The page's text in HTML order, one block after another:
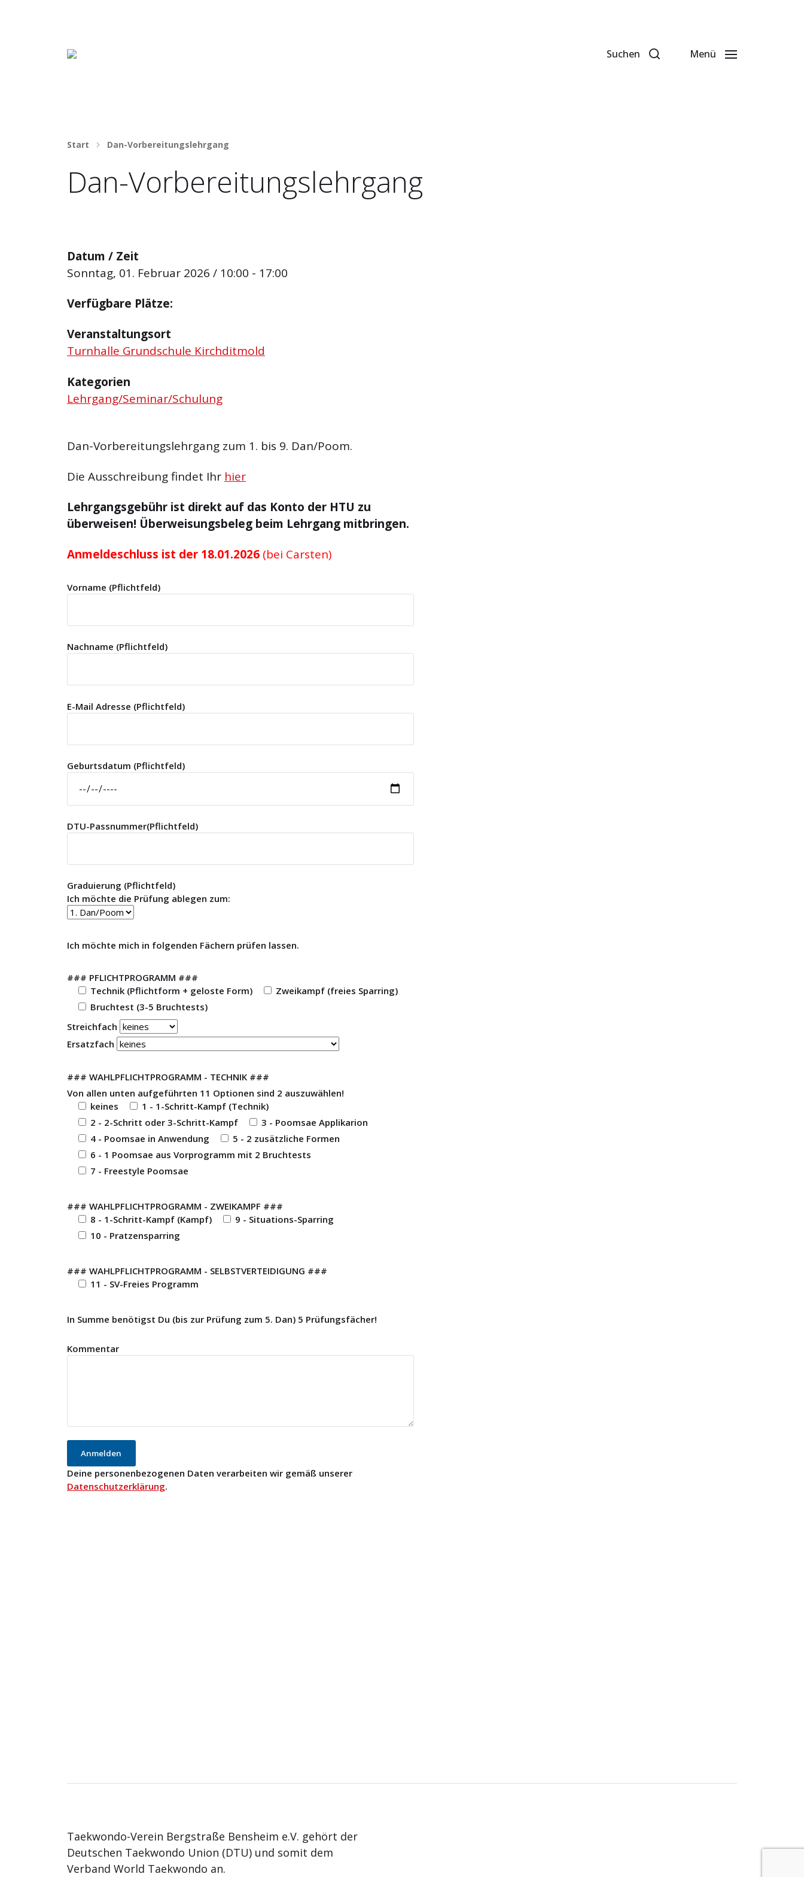
Häng nicht rum. Mach was draus! Suchen Menü
Start Dan-Vorbereitungslehrgang
Dan-Vorbereitungslehrgang
Datum / Zeit
Sonntag, 01. Februar 2026 / 10:00 - 17:00
Verfügbare Plätze:
Veranstaltungsort
Turnhalle Grundschule Kirchditmold
Kategorien
Lehrgang/Seminar/Schulung
Dan-Vorbereitungslehrgang zum 1. bis 9. Dan/Poom.
Die Ausschreibung findet Ihr hier
Lehrgangsgebühr ist direkt auf das Konto der HTU zu
überweisen! Überweisungsbeleg beim Lehrgang mitbringen.
Anmeldeschluss ist der 18.01.2026 (bei Carsten)
Vorname (Pflichtfeld)
Nachname (Pflichtfeld)
E-Mail Adresse (Pflichtfeld)
Geburtsdatum (Pflichtfeld)
DTU-Passnummer(Pflichtfeld)
Graduierung (Pflichtfeld)
Ich möchte die Prüfung ablegen zum:
Ich möchte mich in folgenden Fächern prüfen lassen.
### PFLICHTPROGRAMM ###
Technik (Pflichtform + geloste Form)
Zweikampf (freies Sparring)
Bruchtest (3-5 Bruchtests)
Streichfach
Ersatzfach
### WAHLPFLICHTPROGRAMM - TECHNIK ###
Von allen unten aufgeführten 11 Optionen sind 2 auszuwählen!
keines
1 - 1-Schritt-Kampf (Technik)
2 - 2-Schritt oder 3-Schritt-Kampf
3 - Poomsae Applikarion
4 - Poomsae in Anwendung
5 - 2 zusätzliche Formen
6 - 1 Poomsae aus Vorprogramm mit 2 Bruchtests
7 - Freestyle Poomsae
### WAHLPFLICHTPROGRAMM - ZWEIKAMPF ###
8 - 1-Schritt-Kampf (Kampf)
9 - Situations-Sparring
10 - Pratzensparring
### WAHLPFLICHTPROGRAMM - SELBSTVERTEIDIGUNG ###
11 - SV-Freies Programm
In Summe benötigst Du (bis zur Prüfung zum 5. Dan) 5 Prüfungsfächer!
Kommentar
Deine personenbezogenen Daten verarbeiten wir gemäß unserer
Datenschutzerklärung.
Taekwondo-Verein Bergstraße Bensheim e.V. gehört der
Deutschen Taekwondo Union (DTU) und somit dem
Verband World Taekwondo an.